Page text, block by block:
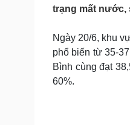
Tin nóng
Sức khỏe
Dinh dưỡng - món
trạng mất nước,
Ngày 20/6, khu
phổ biến từ 35-
Bình cùng đạt
60%.